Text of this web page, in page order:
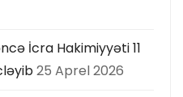
İcra Hakimiyyəti 11
25 Aprel 2026